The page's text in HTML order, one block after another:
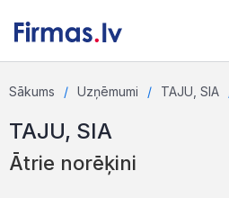
Sākums Uzņēmumi TAJU, SIA
TAJU, SIA
Ātrie norēķini